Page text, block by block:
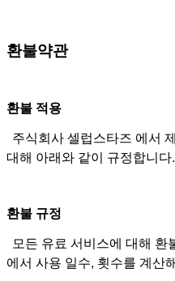
환불약관
환불 적용
주식회사셀럽스타즈 에서
대해 아래와 같이 규정합니다.
환불 규정
모든 유료 서비스에 대해 환
에서 사용 일수, 횟수를 계산